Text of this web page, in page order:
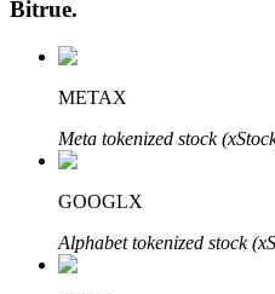
Авто Инвест
Получите долгосрочную
Bitrue.
METAX
Meta tokenized stock
GOOGLX
Alphabet tokenized stock